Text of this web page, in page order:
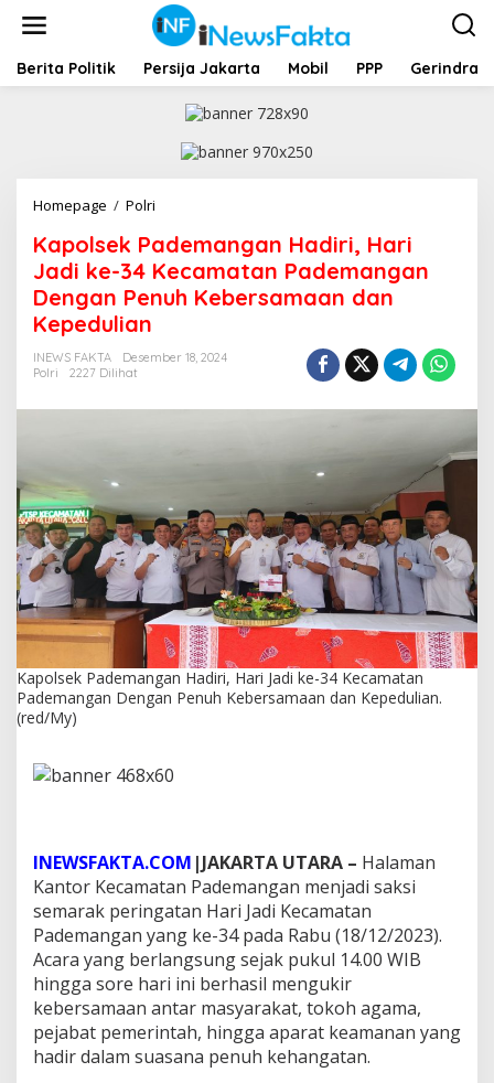
t
Berita Politik Persija Jakarta Mobil PPP Gerindra
Homepage / Polri
p
o
l
s
P
a
n
H
d
i
,
H
J
k
e
-
3
4
K
e
a
m
a
Kapolsek Pademangan Hadiri, Hari
Jadi ke-34 Kecamatan Pademangan
Dengan Penuh Kebersamaan dan
Kepedulian
INEWS FAKTA
Desember 18, 2024
Polri
2227 Dilihat
Kapolsek Pademangan Hadiri, Hari Jadi ke-34 Kecamatan
Pademangan Dengan Penuh Kebersamaan dan Kepedulian.
(red/My)
INEWSFAKTA.COM |JAKARTA UTARA – Halaman
Kantor Kecamatan Pademangan menjadi saksi
semarak peringatan Hari Jadi Kecamatan
Pademangan yang ke-34 pada Rabu (18/12/2023).
Acara yang berlangsung sejak pukul 14.00 WIB
hingga sore hari ini berhasil mengukir
kebersamaan antar masyarakat, tokoh agama,
pejabat pemerintah, hingga aparat keamanan yang
hadir dalam suasana penuh kehangatan.